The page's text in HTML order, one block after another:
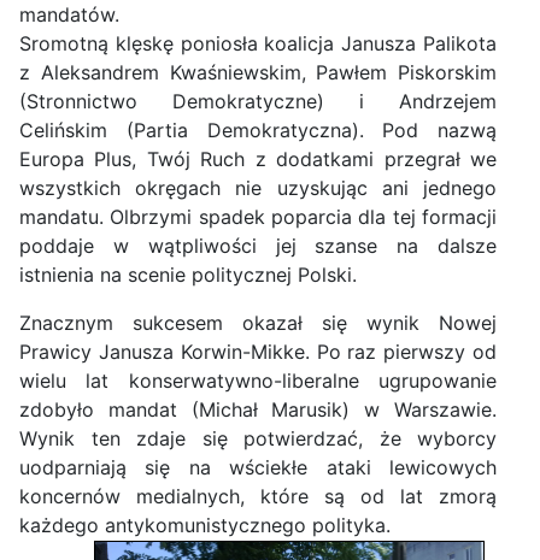
mandatów.
Sromotną klęskę poniosła koalicja Janusza Palikota
z Aleksandrem Kwaśniewskim, Pawłem Piskorskim
(Stronnictwo Demokratyczne) i Andrzejem
Celińskim (Partia Demokratyczna). Pod nazwą
Europa Plus, Twój Ruch z dodatkami przegrał we
wszystkich okręgach nie uzyskując ani jednego
mandatu. Olbrzymi spadek poparcia dla tej formacji
poddaje w wątpliwości jej szanse na dalsze
istnienia na scenie politycznej Polski.
Znacznym sukcesem okazał się wynik Nowej
Prawicy Janusza Korwin-Mikke. Po raz pierwszy od
wielu lat konserwatywno-liberalne ugrupowanie
zdobyło mandat (Michał Marusik) w Warszawie.
Wynik ten zdaje się potwierdzać, że wyborcy
uodparniają się na wściekłe ataki lewicowych
koncernów medialnych, które są od lat zmorą
każdego antykomunistycznego polityka.